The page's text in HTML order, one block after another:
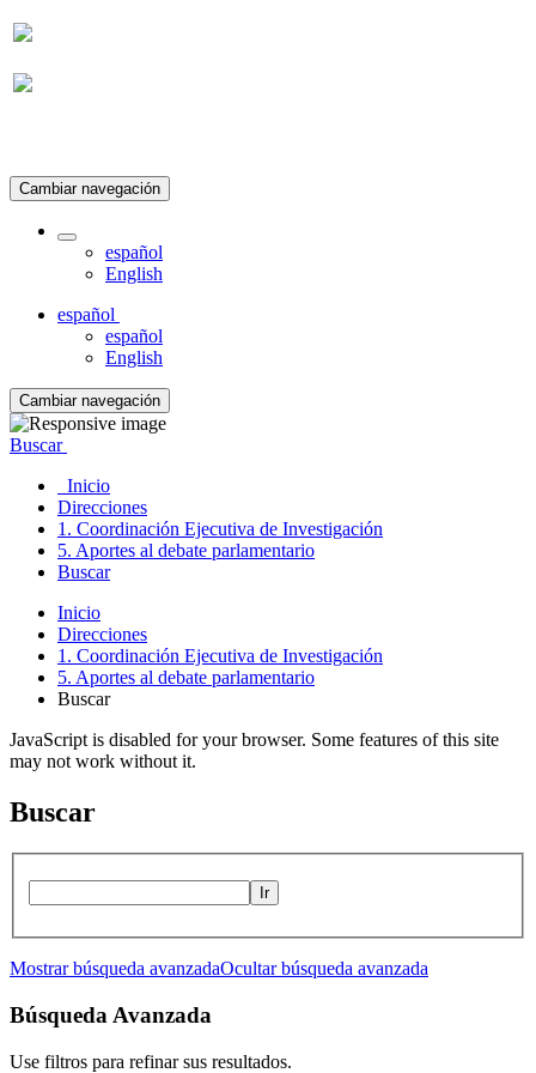
Cambiar navegación
español
English
español
español
English
Cambiar navegación
Buscar
Inicio
Direcciones
1. Coordinación Ejecutiva de Investigación
5. Aportes al debate parlamentario
Buscar
Inicio
Direcciones
1. Coordinación Ejecutiva de Investigación
5. Aportes al debate parlamentario
Buscar
JavaScript is disabled for your browser. Some features of this site
may not work without it.
Buscar
Ir
Mostrar búsqueda avanzadaOcultar búsqueda avanzada
Búsqueda Avanzada
Use filtros para refinar sus resultados.